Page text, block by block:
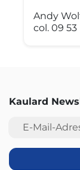
Andy
col. 09
Kaulard
E-Mail-Adresse